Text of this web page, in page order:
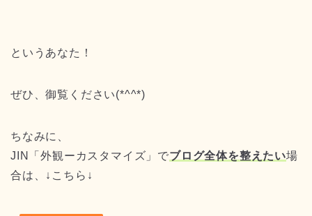
というあなた！
ぜひ、御覧ください(*^^*)
ちなみに、
JIN「外観ーカスタマイズ」でブログ全体を整えたい場
合は、↓こちら↓